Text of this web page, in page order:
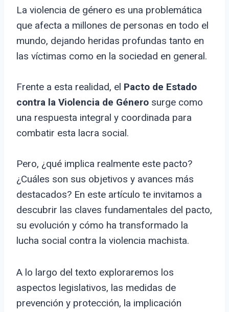
La violencia de género es una problemática
que afecta a millones de personas en todo el
mundo, dejando heridas profundas tanto en
las víctimas como en la sociedad en general.
Frente a esta realidad, el Pacto de Estado
contra la Violencia de Género surge como
una respuesta integral y coordinada para
combatir esta lacra social.
Pero, ¿qué implica realmente este pacto?
¿Cuáles son sus objetivos y avances más
destacados? En este artículo te invitamos a
descubrir las claves fundamentales del pacto,
su evolución y cómo ha transformado la
lucha social contra la violencia machista.
A lo largo del texto exploraremos los
aspectos legislativos, las medidas de
prevención y protección, la implicación